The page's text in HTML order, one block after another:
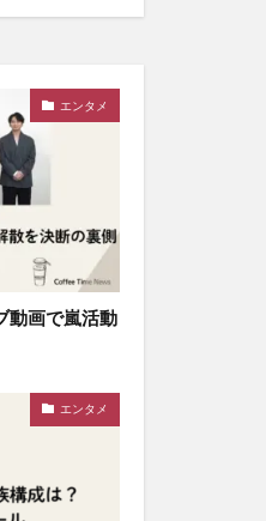
エンタメ
動画で嵐活動
エンタメ